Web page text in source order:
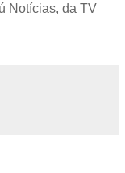
Notícias, da TV